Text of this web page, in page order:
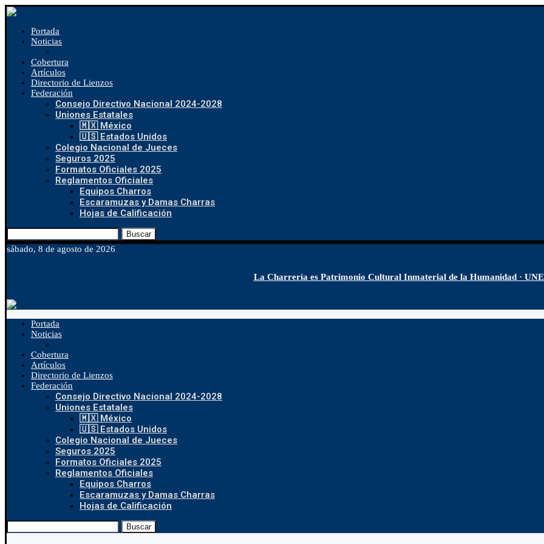
Portada
Noticias
Cobertura
Artículos
Directorio de Lienzos
Federación
Consejo Directivo Nacional 2024-2028
Uniones Estatales
🇲🇽 México
🇺🇸 Estados Unidos
Colegio Nacional de Jueces
Seguros 2025
Formatos Oficiales 2025
Reglamentos Oficiales
Equipos Charros
Escaramuzas y Damas Charras
Hojas de Calificación
Buscar
sábado, 8 de agosto de 2026
La Charrería es Patrimonio Cultural Inmaterial de la Humanidad ·
Portada
Noticias
Cobertura
Artículos
Directorio de Lienzos
Federación
Consejo Directivo Nacional 2024-2028
Uniones Estatales
🇲🇽 México
🇺🇸 Estados Unidos
Colegio Nacional de Jueces
Seguros 2025
Formatos Oficiales 2025
Reglamentos Oficiales
Equipos Charros
Escaramuzas y Damas Charras
Hojas de Calificación
Buscar